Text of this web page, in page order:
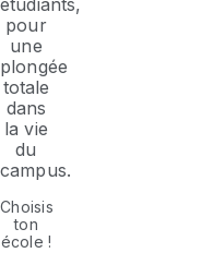
étudiants,
pour
une
plongée
totale
dans
la vie
du
campus.
Choisis
ton
école !